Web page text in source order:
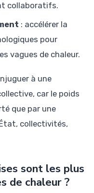
collaboratifs.
: accélérer la
pour
vagues de chaleur.
à une
car le poids
que par une
collectivités,
sont les plus
de chaleur ?